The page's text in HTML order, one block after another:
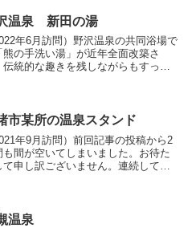
温泉 新田の湯
年6月訪問）野沢温泉の共同浴場で
熊の手洗い湯」が近年全面改築さ
伝統的な趣きを残しながらもすっか
は2018年に全...
市某所の温泉スタンド
年9月訪問）前回記事の投稿から2
も間が空いてしまいました。お待た
て申し訳ございません。連続して投
あえず今回の記...
温泉